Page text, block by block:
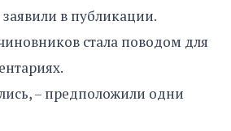
заявили в публикации.
стала поводом для
– предположили одни